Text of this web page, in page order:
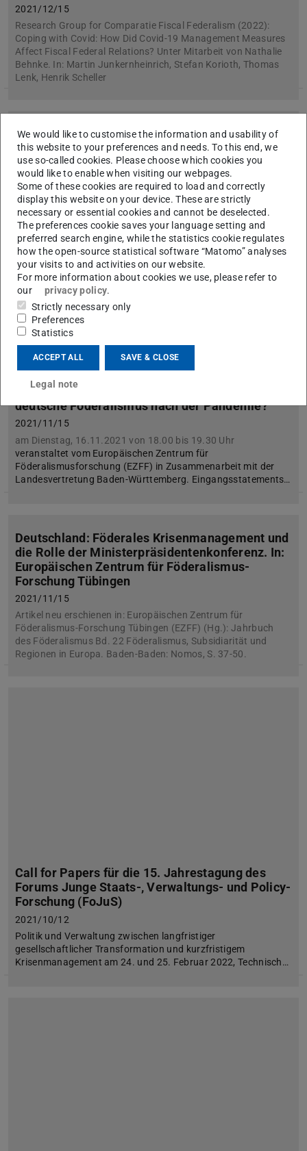
2021/12/15
Research Group for Comparatie Fiscal Federalism (2022):
Coping with Covid: How Did Covid-19 Management Measures
Affect Fiscal Federal Relations? Unter Mitarbeit von Nathalie
Behnke. In: Martin Junkernheinrich, Stefan Korioth, Thomas
Lenk, Henrik Scheller
Alumni-Preis der Fakultät für Wirtschafts- und
Sozialwissenschaften der Universität
Heidelberg für Jonas Bernhard
2021/11/15
Loccumer Online-Finanztage „Wie kommen die
föderalen Finanzen aus der Corona-Krise?“
2021/11/15
am 17. und 18.11.2021.
Statement und Diskussion von Prof. Dr. Nathalie Behnke, Prof.
Dr. Martin Junkernheinrich (TU Kaiserslautern) und Dr.
Michael Thöne (Universität Köln) zum Thema „Effiziente Erled…
Webinar „Wie viel Reformbooster braucht der
deutsche Föderalismus nach der Pandemie?“
2021/11/15
am Dienstag, 16.11.2021 von 18.00 bis 19.30 Uhr
veranstaltet vom Europäischen Zentrum für
Föderalismusforschung (EZFF) in Zusammenarbeit mit der
Landesvertretung Baden-Württemberg. Eingangsstatements…
Deutschland: Föderales Krisenmanagement und
die Rolle der Ministerpräsidentenkonferenz. In:
Europäischen Zentrum für Föderalismus-
Forschung Tübingen
2021/11/15
Artikel neu erschienen in: Europäischen Zentrum für
Föderalismus-Forschung Tübingen (EZFF) (Hg.): Jahrbuch
des Föderalismus Bd. 22 Föderalismus, Subsidiarität und
Regionen in Europa. Baden-Baden: Nomos, S. 37-50.
Call for Papers für die 15. Jahrestagung des
Forums Junge Staats-, Verwaltungs- und Policy-
Forschung (FoJuS)
2021/10/12
Politik und Verwaltung zwischen langfristiger
gesellschaftlicher Transformation und kurzfristigem
Krisenmanagement am 24. und 25. Februar 2022, Technisch…
We would like to customise the information and usability of
this website to your preferences and needs. To this end, we
use so-called cookies. Please choose which cookies you
would like to enable when visiting our webpages.
Some of these cookies are required to load and correctly
display this website on your device. These are strictly
necessary or essential cookies and cannot be deselected.
The preferences cookie saves your language setting and
preferred search engine, while the statistics cookie regulates
how the open-source statistical software “Matomo” analyses
your visits to and activities on our website.
For more information about cookies we use, please refer to
our
privacy policy.
Strictly necessary only
Preferences
Statistics
ACCEPT ALL SAVE & CLOSE
Legal note